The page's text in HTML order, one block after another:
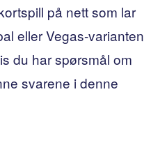
på nett som lar
eller Vegas-varianten
du har spørsmål om
svarene i denne